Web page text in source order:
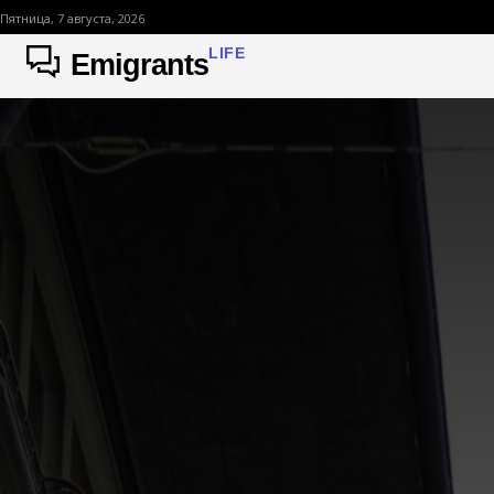
Пятница, 7 августа, 2026
EmigrantsLIFE